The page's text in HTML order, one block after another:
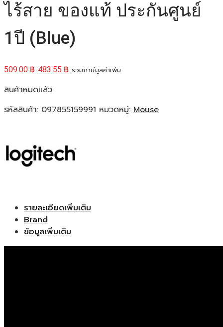
ไร้สาย ของแท้ ประกันศูนย์
1ปี (Blue)
509.00฿ 483.55 ฿ รวมภาษีมูลค่าเพิ่ม
สินค้าหมดแล้ว
รหัสสินค้า: 097855159991 หมวดหมู่: Mouse
รายละเอียดเพิ่มเติม
Brand
ข้อมูลเพิ่มเติม